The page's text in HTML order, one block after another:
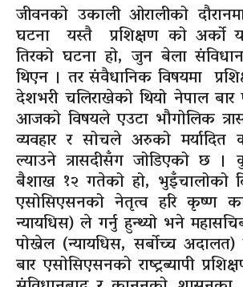
जीवनको उकाली ओरालीको
घटना यस्तै प्रशिक्षण को अर्को
तिरको घटना हो, जुन बेला
थिएन । तर संवैधानिक विषयमा
देशभरी चलिराखेको थियो नेपाल
आजको विषयले एउटा भौगोलिक
व्यवहार र सोचले अरुको मर्यादित
ल्याउने त्रासदीसँग जोडिएको छ
बैशाख १२ गतेको हो, भुइँचालोको
एसोसिएसनको नेतृत्व हरि कृष्ण
न्यायधिस) ले गर्नु हुन्थ्यो भने
पोख्रेल (न्यायधिस, सर्बोच्च अदालत)
बार एसोसिएसनको राष्ट्रब्यापी